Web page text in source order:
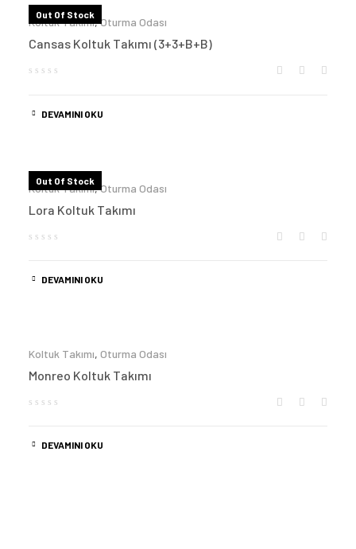
Out Of Stock
Koltuk Takımı,Oturma Odası
Cansas Koltuk Takımı (3+3+B+B)
DEVAMINI OKU
Out Of Stock
Koltuk Takımı,Oturma Odası
Lora Koltuk Takımı
DEVAMINI OKU
Koltuk Takımı, Oturma Odası
Monreo Koltuk Takımı
DEVAMINI OKU